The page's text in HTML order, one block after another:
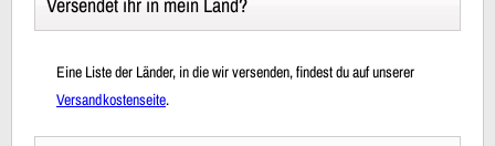
Eine Liste der Länder, in die wir versenden, findest du auf unserer
Versandkostenseite.